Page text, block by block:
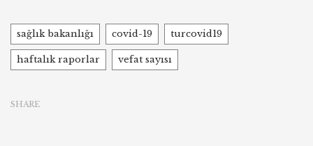
Tags
sağlık bakanlığı covid-19 turcovid19
haftalık raporlar vefat sayısı
SHARE